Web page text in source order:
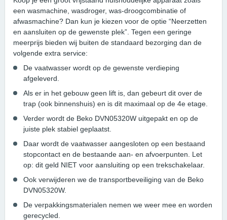
een wasmachine, wasdroger, was-droogcombinatie of
afwasmachine? Dan kun je kiezen voor de optie “Neerzetten
en aansluiten op de gewenste plek”. Tegen een geringe
meerprijs bieden wij buiten de standaard bezorging dan de
volgende extra service:
De vaatwasser wordt op de gewenste verdieping
afgeleverd.
Als er in het gebouw geen lift is, dan gebeurt dit over de
trap (ook binnenshuis) en is dit maximaal op de 4e etage.
Verder wordt de Beko DVN05320W uitgepakt en op de
juiste plek stabiel geplaatst.
Daar wordt de vaatwasser aangesloten op een bestaand
stopcontact en de bestaande aan- en afvoerpunten. Let
op: dit geld NIET voor aansluiting op een trekschakelaar.
Ook verwijderen we de transportbeveiliging van de Beko
DVN05320W.
De verpakkingsmaterialen nemen we weer mee en worden
gerecycled.